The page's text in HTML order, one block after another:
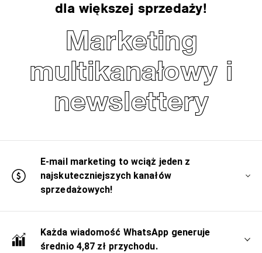
dla większej sprzedaży!
Marketing
multikanałowy i
newslettery
E-mail marketing to wciąż jeden z
najskuteczniejszych kanałów
sprzedażowych!
Każda wiadomość WhatsApp generuje
średnio 4,87 zł przychodu.